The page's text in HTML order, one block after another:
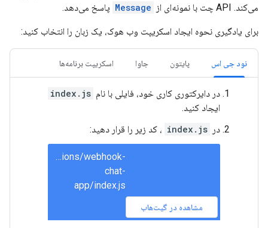
می‌کند. API چت با نمونه‌ای از
Message پاسخ می‌دهد.
برای یادگیری نحوه ایجاد اسکریپت وب هوک، یک زبان را انتخاب کنید:
نود جی اس پایتون جاوا اسکریپت برنامه‌ها
در دایرکتوری کاری خود، فایلی با نام index.js
ایجاد کنید.
در index.js ، کد زیر را قرار دهید:
solutions/webhook-
chat-
app/index.js
مشاهده در گیت‌هاب